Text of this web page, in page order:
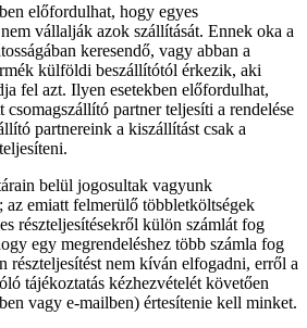
előfordulhat, hogy egyes
vállalják azok szállítását. Ennek oka a
keresendő, vagy abban a
külföldi beszállítótól érkezik, aki
fel azt. Ilyen esetekben előfordulhat,
csomagszállító partner teljesíti a rendelése
partnereink a kiszállítást csak a
belül jogosultak vagyunk
az emiatt felmerülő többletköltségek
részteljesítésekről külön számlát fog
egy megrendeléshez több számla fog
részteljesítést nem kíván elfogadni, erről a
tájékoztatás kézhezvételét követően
vagy e-mailben) értesítenie kell minket.